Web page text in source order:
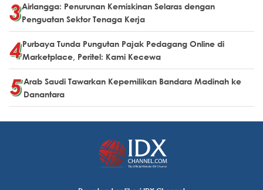
Airlangga: Penurunan Kemiskinan Selaras dengan
Penguatan Sektor Tenaga Kerja
Purbaya Tunda Pungutan Pajak Pedagang Online di
Marketplace, Peritel: Kami Kecewa
Arab Saudi Tawarkan Kepemilikan Bandara Madinah ke
Danantara